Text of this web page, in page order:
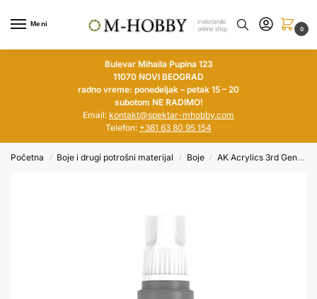
Meni
0
Bulevar Mihaila Pupina 123
11070 NOVI BEOGRAD
radno vreme: ponedeljak – petak 15 – 20
subotom NE RADIMO!
Email: kontakt@spektar-mhobby.com
Telefon: +381 63 80 95 154
Početna / Boje i drugi potrošni materijal / Boje / AK Acrylics 3rd Generation